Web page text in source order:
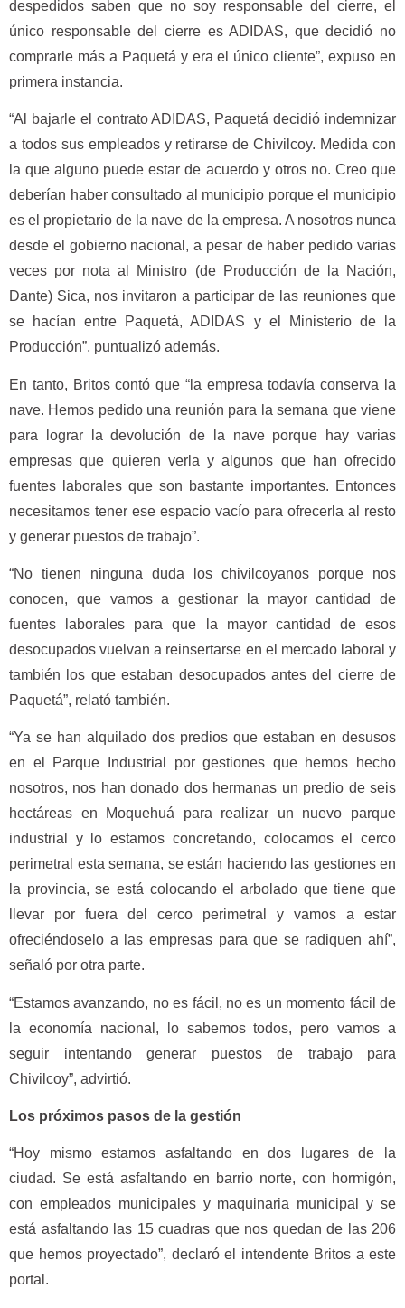
despedidos saben que no soy responsable del cierre, el
único responsable del cierre es ADIDAS, que decidió no
comprarle más a Paquetá y era el único cliente”, expuso en
primera instancia.
“Al bajarle el contrato ADIDAS, Paquetá decidió indemnizar
a todos sus empleados y retirarse de Chivilcoy. Medida con
la que alguno puede estar de acuerdo y otros no. Creo que
deberían haber consultado al municipio porque el municipio
es el propietario de la nave de la empresa. A nosotros nunca
desde el gobierno nacional, a pesar de haber pedido varias
veces por nota al Ministro (de Producción de la Nación,
Dante) Sica, nos invitaron a participar de las reuniones que
se hacían entre Paquetá, ADIDAS y el Ministerio de la
Producción”, puntualizó además.
En tanto, Britos contó que “la empresa todavía conserva la
nave. Hemos pedido una reunión para la semana que viene
para lograr la devolución de la nave porque hay varias
empresas que quieren verla y algunos que han ofrecido
fuentes laborales que son bastante importantes. Entonces
necesitamos tener ese espacio vacío para ofrecerla al resto
y generar puestos de trabajo”.
“No tienen ninguna duda los chivilcoyanos porque nos
conocen, que vamos a gestionar la mayor cantidad de
fuentes laborales para que la mayor cantidad de esos
desocupados vuelvan a reinsertarse en el mercado laboral y
también los que estaban desocupados antes del cierre de
Paquetá”, relató también.
“Ya se han alquilado dos predios que estaban en desusos
en el Parque Industrial por gestiones que hemos hecho
nosotros, nos han donado dos hermanas un predio de seis
hectáreas en Moquehuá para realizar un nuevo parque
industrial y lo estamos concretando, colocamos el cerco
perimetral esta semana, se están haciendo las gestiones en
la provincia, se está colocando el arbolado que tiene que
llevar por fuera del cerco perimetral y vamos a estar
ofreciéndoselo a las empresas para que se radiquen ahí”,
señaló por otra parte.
“Estamos avanzando, no es fácil, no es un momento fácil de
la economía nacional, lo sabemos todos, pero vamos a
seguir intentando generar puestos de trabajo para
Chivilcoy”, advirtió.
Los próximos pasos de la gestión
“Hoy mismo estamos asfaltando en dos lugares de la
ciudad. Se está asfaltando en barrio norte, con hormigón,
con empleados municipales y maquinaria municipal y se
está asfaltando las 15 cuadras que nos quedan de las 206
que hemos proyectado”, declaró el intendente Britos a este
portal.